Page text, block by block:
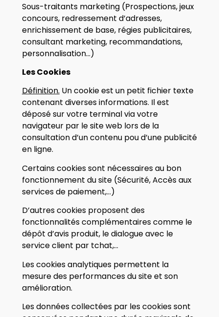
Sous-traitants marketing (Prospections, jeux
concours, redressement d’adresses,
enrichissement de base, régies publicitaires,
consultant marketing, recommandations,
personnalisation…)
Les Cookies
Définition. Un cookie est un petit fichier texte
contenant diverses informations. Il est
déposé sur votre terminal via votre
navigateur par le site web lors de la
consultation d’un contenu pou d’une publicité
en ligne.
Certains cookies sont nécessaires au bon
fonctionnement du site (Sécurité, Accès aux
services de paiement,…)
D’autres cookies proposent des
fonctionnalités complémentaires comme le
dépôt d’avis produit, le dialogue avec le
service client par tchat,…
Les cookies analytiques permettent la
mesure des performances du site et son
amélioration.
Les données collectées par les cookies sont